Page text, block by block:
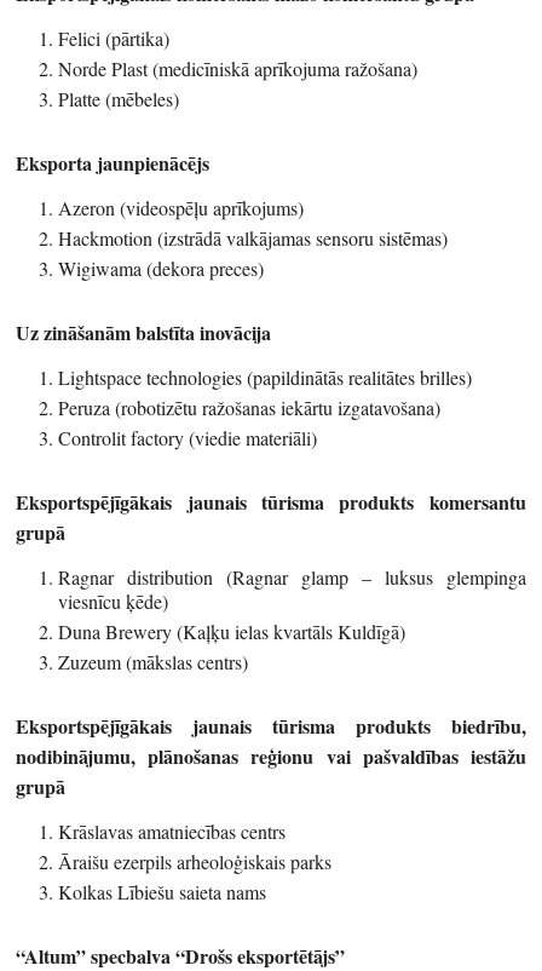
Felici (pārtika)
Norde Plast (medicīniskā aprīkojuma ražošana)
Platte (mēbeles)
Eksporta jaunpienācējs
Azeron (videospēļu aprīkojums)
Hackmotion (izstrādā valkājamas sensoru sistēmas)
Wigiwama (dekora preces)
Uz zināšanām balstīta inovācija
Lightspace technologies (papildinātās realitātes brilles)
Peruza (robotizētu ražošanas iekārtu izgatavošana)
Controlit factory (viedie materiāli)
Eksportspējīgākais jaunais tūrisma produkts komersantu
grupā
Ragnar distribution (Ragnar glamp – luksus glempinga
viesnīcu ķēde)
Duna Brewery (Kaļķu ielas kvartāls Kuldīgā)
Zuzeum (mākslas centrs)
Eksportspējīgākais jaunais tūrisma produkts biedrību,
nodibinājumu, plānošanas reģionu vai pašvaldības iestāžu
grupā
Krāslavas amatniecības centrs
Āraišu ezerpils arheoloģiskais parks
Kolkas Lībiešu saieta nams
“Altum” specbalva “Drošs eksportētājs”